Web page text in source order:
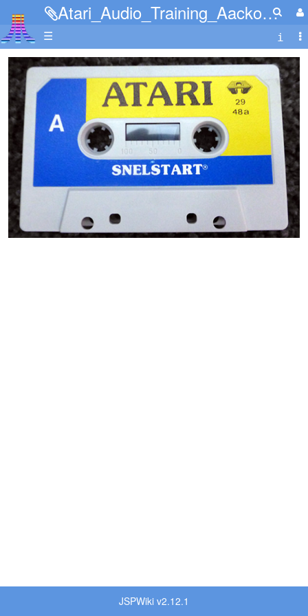
Atari_Audio_Training_Aacko_cassette.jpg
☰
JSPWiki v2.12.1